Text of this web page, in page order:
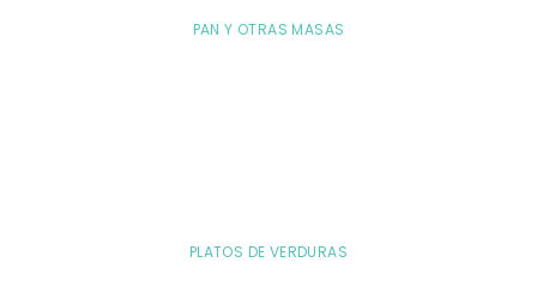
PAN Y OTRAS MASAS
PLATOS DE VERDURAS